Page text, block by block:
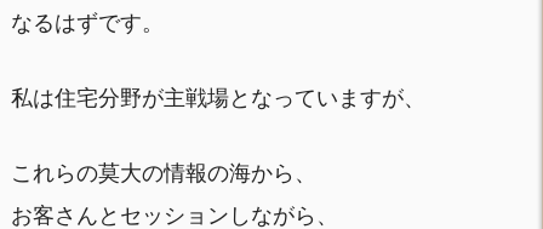
なるはずです。
私は住宅分野が主戦場となっていますが、
これらの莫大の情報の海から、
お客さんとセッションしながら、